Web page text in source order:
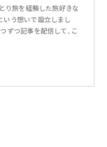
り旅を経験した旅好きな
いう想いで設立しまし
ずつ記事を配信して、こ